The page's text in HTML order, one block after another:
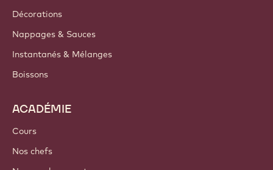
Décorations
Nappages & Sauces
Instantanés & Mélanges
Boissons
ACADÉMIE
Cours
Nos chefs